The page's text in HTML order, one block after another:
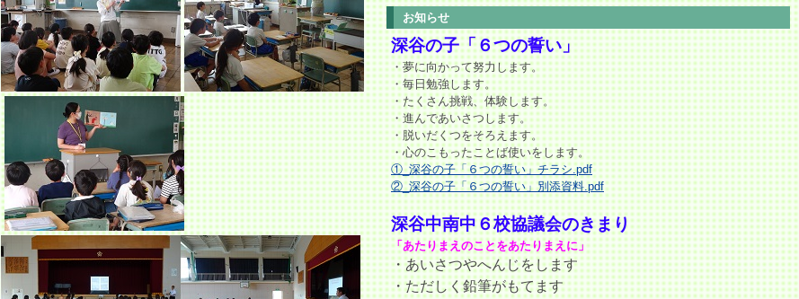
お知らせ
深谷の子「６つの誓い」
・夢に向かって努力します。
・毎日勉強します。
・たくさん挑戦、体験します。
・進んであいさつします。
・脱いだくつをそろえます。
・心のこもったことば使いをします。
①_深谷の子「６つの誓い」チラシ.pdf
②_深谷の子「６つの誓い」別添資料.pdf
深谷中南中６校協議会のきまり
「あたりまえのことをあたりまえに」
・あいさつやへんじをします
・ただしく鉛筆がもてます